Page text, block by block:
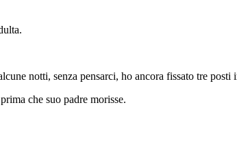
notti, senza pensarci, ho ancora fissato tre posti
che suo padre morisse.